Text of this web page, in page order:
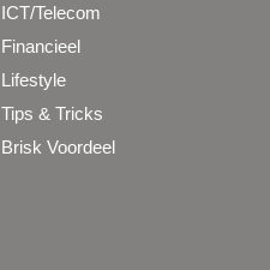
ICT/Telecom
Financieel
Lifestyle
Tips & Tricks
Brisk Voordeel